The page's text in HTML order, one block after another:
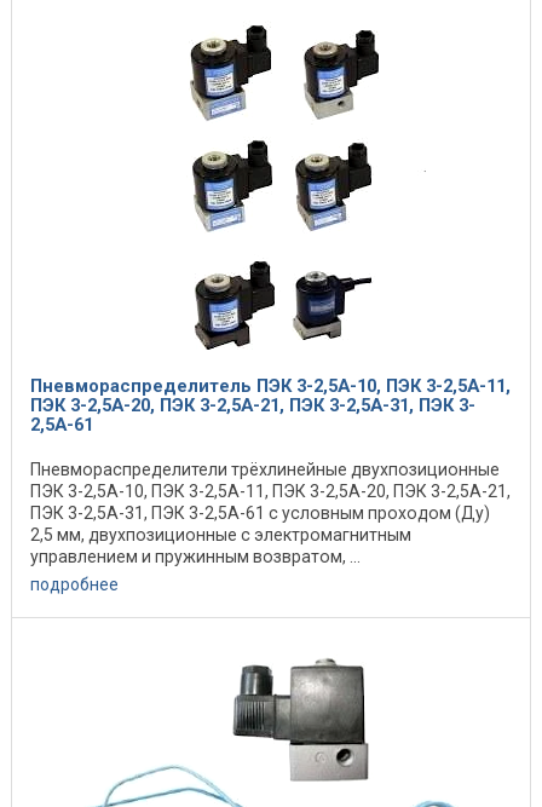
Пневмораспределитель ПЭК 3-2,5А-10, ПЭК 3-2,5А-11,
ПЭК 3-2,5А-20, ПЭК 3-2,5А-21, ПЭК 3-2,5А-31, ПЭК 3-
2,5А-61
Пневмораспределители трёхлинейные двухпозиционные
ПЭК 3-2,5А-10, ПЭК 3-2,5А-11, ПЭК 3-2,5А-20, ПЭК 3-2,5А-21,
ПЭК 3-2,5А-31, ПЭК 3-2,5А-61 с условным проходом (Ду)
2,5 мм, двухпозиционные с электромагнитным
управлением и пружинным возвратом, ...
подробнее